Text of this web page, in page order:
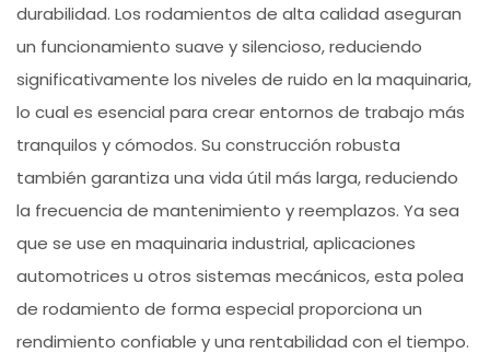
durabilidad. Los rodamientos de alta calidad aseguran
un funcionamiento suave y silencioso, reduciendo
significativamente los niveles de ruido en la maquinaria,
lo cual es esencial para crear entornos de trabajo más
tranquilos y cómodos. Su construcción robusta
también garantiza una vida útil más larga, reduciendo
la frecuencia de mantenimiento y reemplazos. Ya sea
que se use en maquinaria industrial, aplicaciones
automotrices u otros sistemas mecánicos, esta polea
de rodamiento de forma especial proporciona un
rendimiento confiable y una rentabilidad con el tiempo.